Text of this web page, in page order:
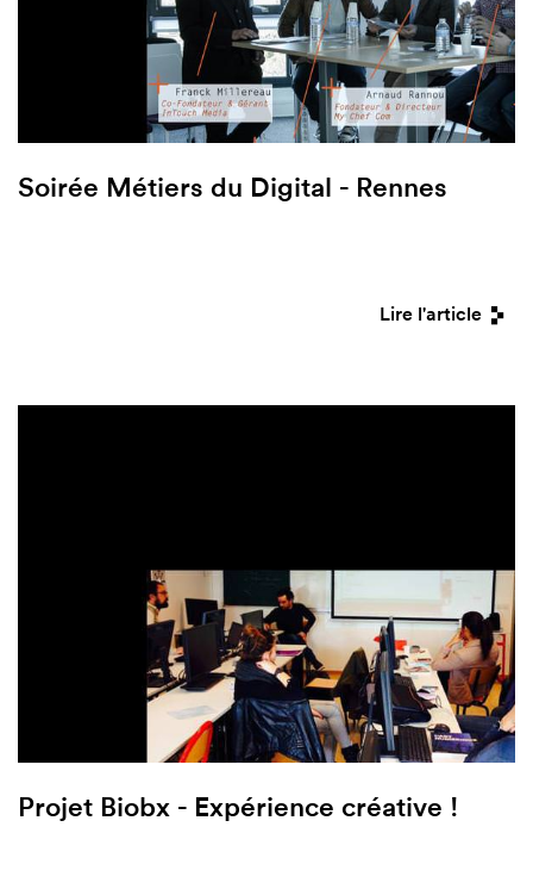
Soirée Métiers du Digital - Rennes
Lire l'article
Projet Biobx - Expérience créative !